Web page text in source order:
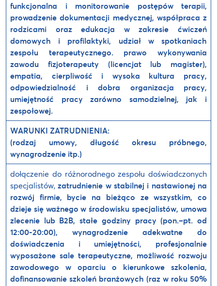
funkcjonalna i monitorowanie postępów terapii,
prowadzenie dokumentacji medycznej, współpraca z
rodzicami oraz edukacja w zakresie ćwiczeń
domowych i profilaktyki,
udział w spotkaniach
zespołu terapeutycznego.
prawo wykonywania
zawodu fizjoterapeuty (licencjat lub magister),
empatia, cierpliwość i wysoka kultura pracy,
odpowiedzialność i dobra organizacja pracy,
umiejętność pracy zarówno samodzielnej, jak i
zespołowej.
WARUNKI ZATRUDNIENIA:
(rodzaj umowy, długość okresu próbnego,
wynagrodzenie itp.)
dołączenie do różnorodnego zespołu doświadczonych
specjalistów,zatrudnienie w stabilnej i nastawionej na
rozwój firmie, bycie na bieżąco ze wszystkim, co
dzieje się ważnego w środowisku specjalistów, umowa
zlecenie lub B2B, stałe godziny pracy (pon.–pt. od
12:00-20:00),
wynagrodzenie adekwatne do
doświadczenia i umiejętności,
profesjonalnie
wyposażone sale terapeutyczne, możliwość rozwoju
zawodowego w oparciu o kierunkowe szkolenia,
dofinansowanie szkoleń branżowych (raz w roku 50%